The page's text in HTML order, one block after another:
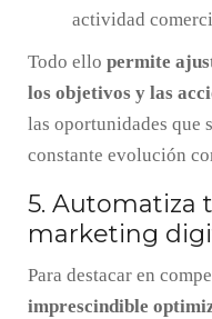
actividad
Todo ello permite
los objetivos y las
las oportunidades que
constante evolución
5. Automatiza
marketing
Para destacar en
imprescindible